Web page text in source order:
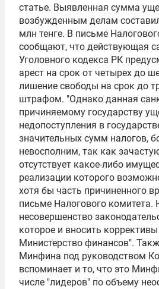
статье. Выявленная сумма
возбужденным делам
млн тенге. В письме
сообщают, что действующая
Уголовного кодекса РК
арест на срок от четырех до
лишение свободы на срок до
штрафом. "Однако данная
причиняемому государству
недопоступления в
значительных сумм налогов,
невосполним, так как
отсутствует какое-либо
реализации которого
хотя бы часть причиненного
письме Налогового комитета.
несовершенство
которое и вносить
Министерство финансов".
Минфина под руководством
вспоминает и то, что это
числе "лидеров" по объему